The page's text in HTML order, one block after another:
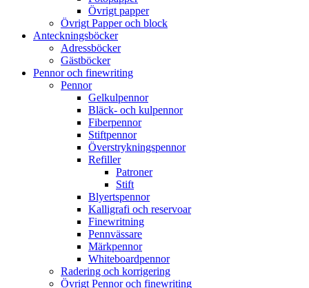
Övrigt papper
Övrigt Papper och block
Anteckningsböcker
Adressböcker
Gästböcker
Pennor och finewriting
Pennor
Gelkulpennor
Bläck- och kulpennor
Fiberpennor
Stiftpennor
Överstrykningspennor
Refiller
Patroner
Stift
Blyertspennor
Kalligrafi och reservoar
Finewritning
Pennvässare
Märkpennor
Whiteboardpennor
Radering och korrigering
Övrigt Pennor och finewriting